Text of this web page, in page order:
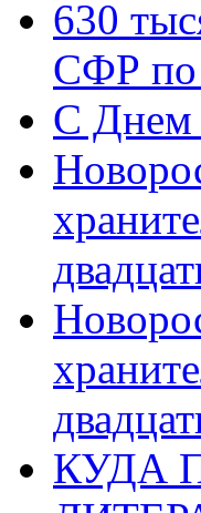
630
СФР по
C Днем
КУДА